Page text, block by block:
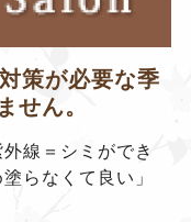
策が必要な季
せん。
線＝シミができ
らなくて良い」